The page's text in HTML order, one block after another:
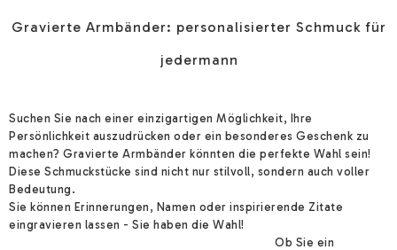
Gravierte Armbänder: personalisierter Schmuck für
jedermann
Suchen Sie nach einer einzigartigen Möglichkeit, Ihre
Persönlichkeit auszudrücken oder ein besonderes Geschenk zu
machen? Gravierte Armbänder könnten die perfekte Wahl sein!
Diese Schmuckstücke sind nicht nur stilvoll, sondern auch voller
Bedeutung.
Sie können Erinnerungen, Namen oder inspirierende Zitate
eingravieren lassen - Sie haben die Wahl!
Ob Sie ein